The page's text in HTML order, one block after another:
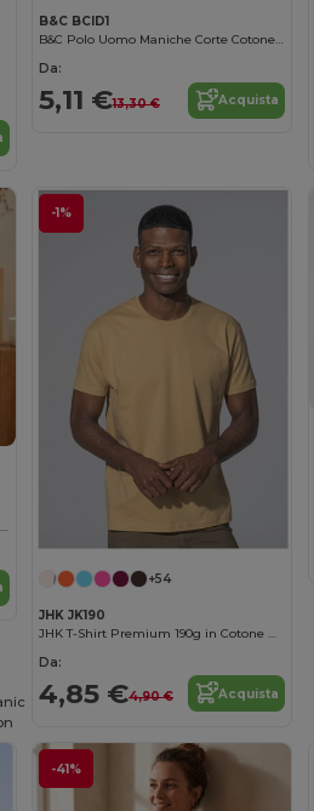
B&C BCID1
B&C Polo Uomo Maniche Corte Cotone Resistente
Da:
5,11 €13,30 € Acquista
REGENT WOMEN T Shirt Donna Girocollo
-1%
+54
JHK JK190
JHK T-Shirt Premium 190g in Cotone Ringspun
Da:
4,85 €4,90 € Acquista
-41%